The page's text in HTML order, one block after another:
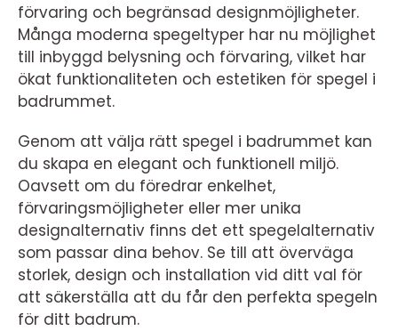
förvaring och begränsad designmöjligheter.
Många moderna spegeltyper har nu möjlighet
till inbyggd belysning och förvaring, vilket har
ökat funktionaliteten och estetiken för spegel i
badrummet.
Genom att välja rätt spegel i badrummet kan
du skapa en elegant och funktionell miljö.
Oavsett om du föredrar enkelhet,
förvaringsmöjligheter eller mer unika
designalternativ finns det ett spegelalternativ
som passar dina behov. Se till att överväga
storlek, design och installation vid ditt val för
att säkerställa att du får den perfekta spegeln
för ditt badrum.